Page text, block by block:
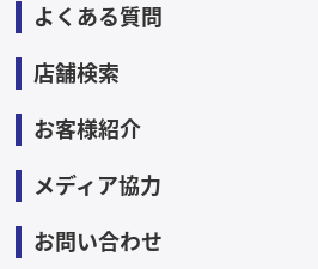
よくある質問
店舗検索
お客様紹介
メディア協力
お問い合わせ